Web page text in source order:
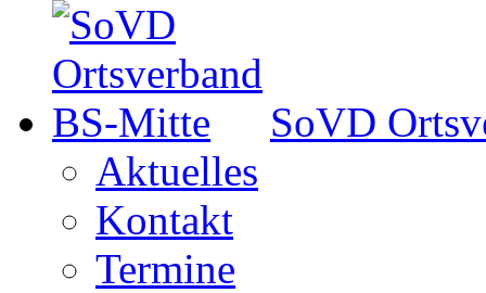
SoVD
Aktuelles
Kontakt
Termine